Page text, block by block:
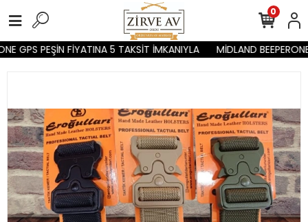
GPS PEŞİN FİYATINA 5 TAKSİT İMKANIYLA MİDLAND
0